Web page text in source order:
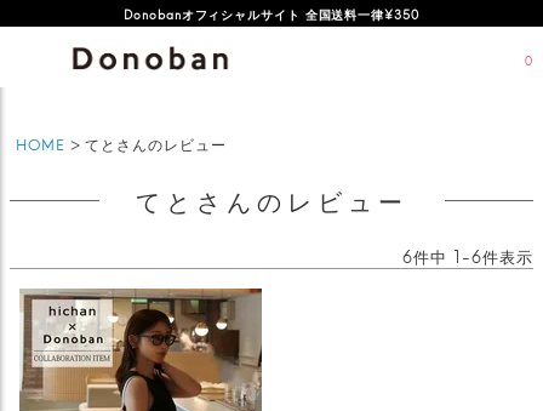
Donobanオフィシャルサイト 全国送料一律¥350
0
HOME てとさんのレビュー
てとさんのレビュー
6件中 1 -6件表示